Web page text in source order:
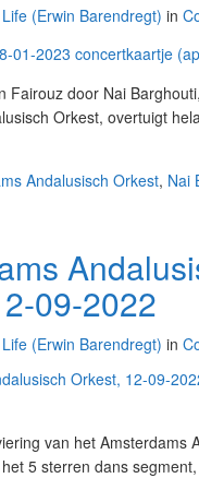
(Erwin Barendregt) in
Fairouz door Nai
Orkest, overtuigt
Andalusisch Orkest, Nai
09-2022
(Erwin Barendregt) in
van het Amsterdams
5 sterren dans